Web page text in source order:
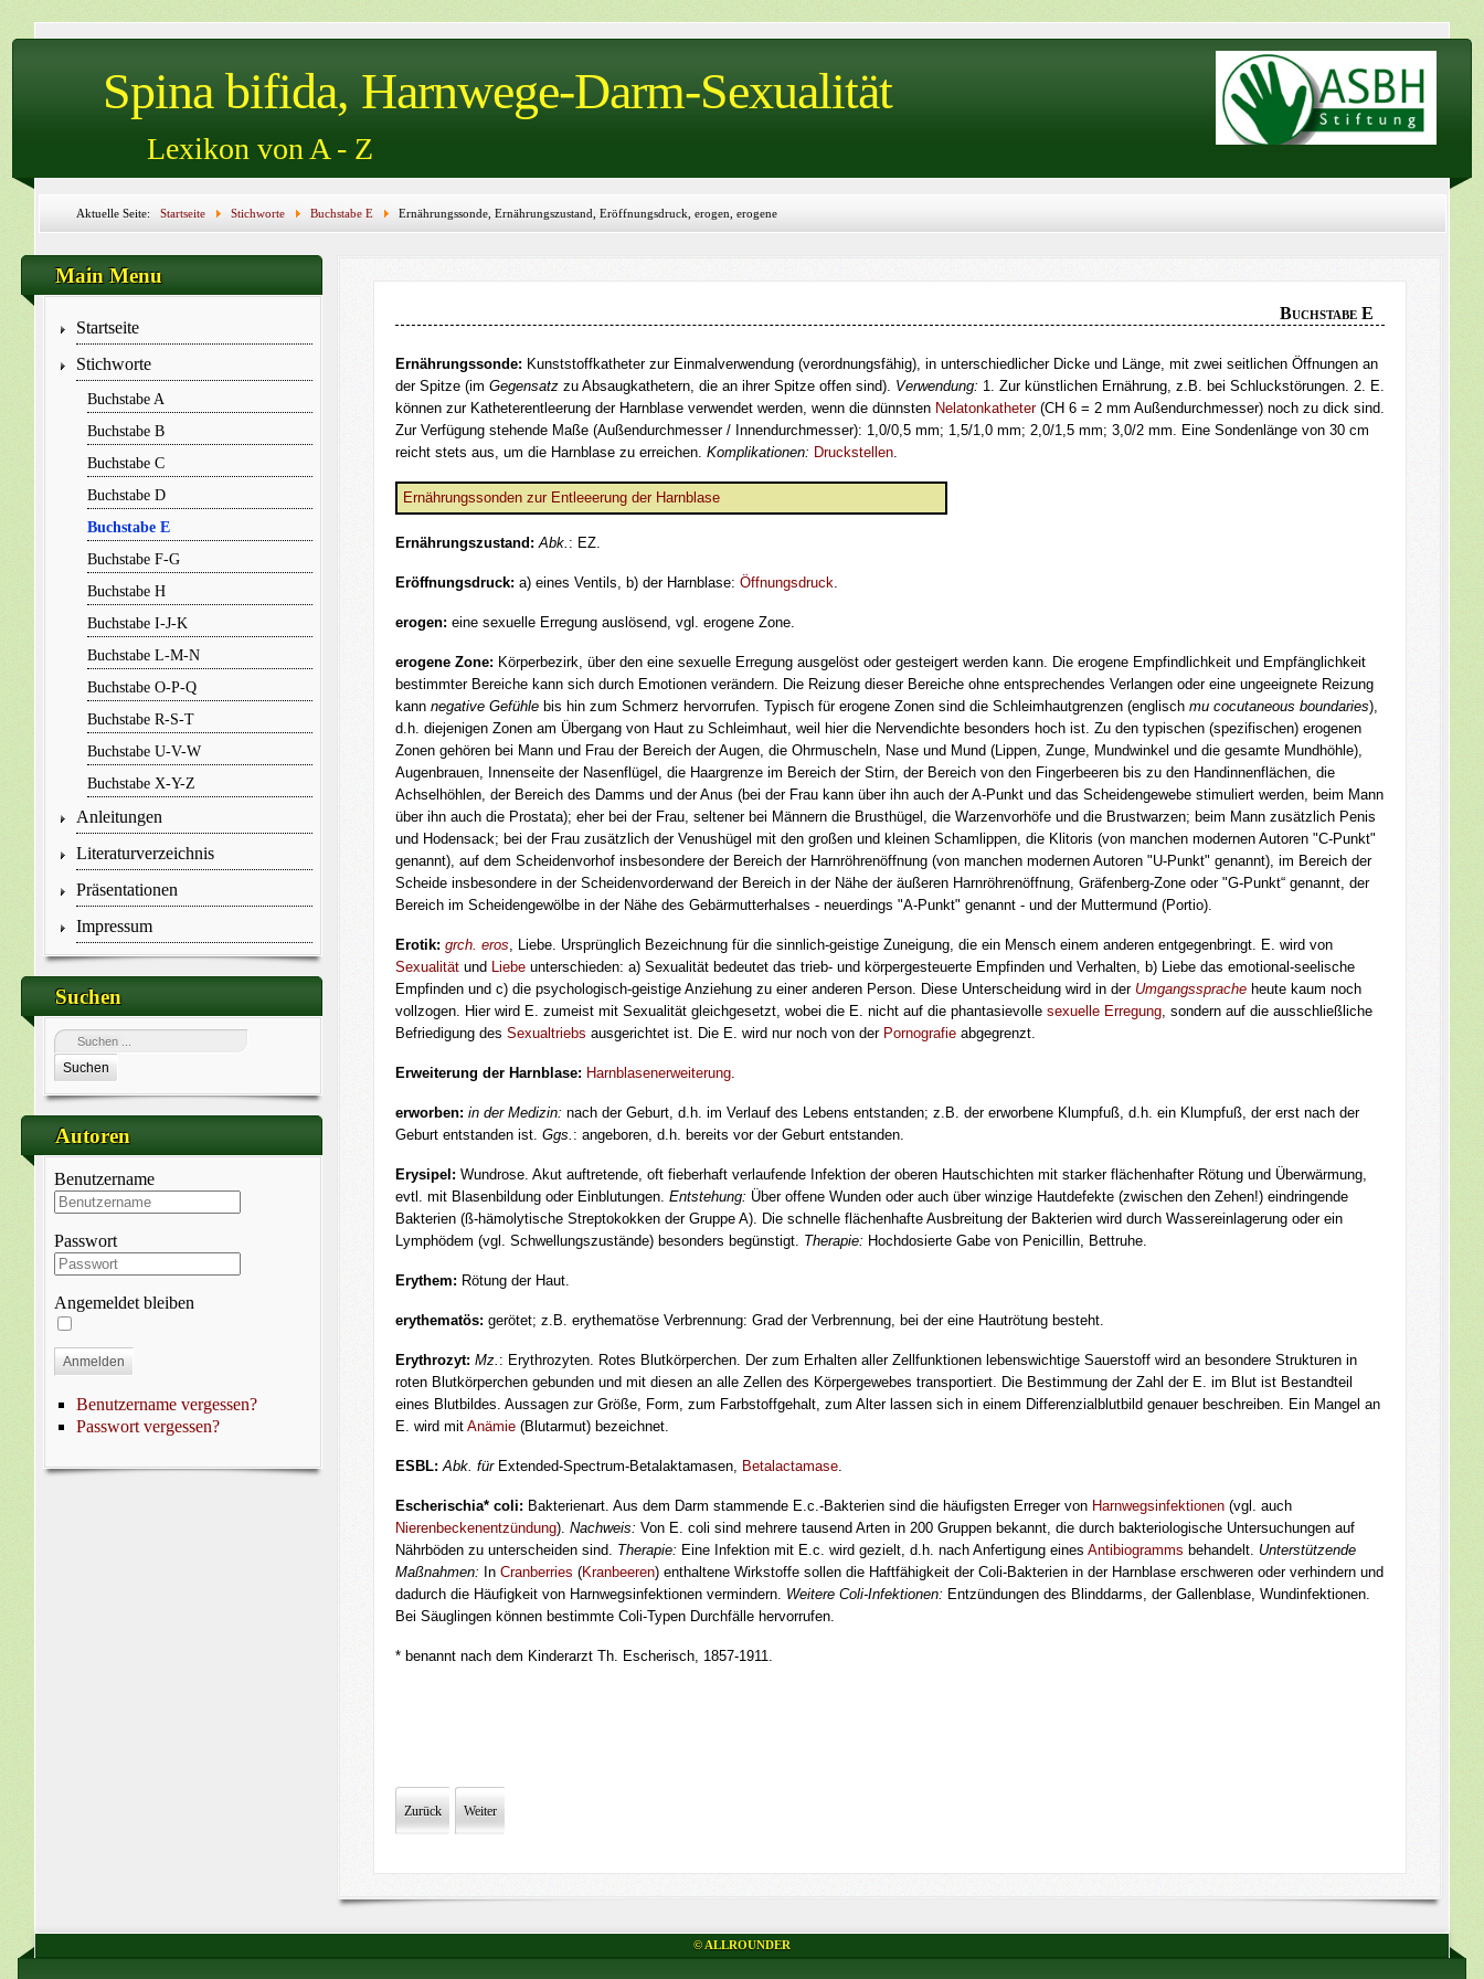
Spina bifida, Harnwege-Darm-Sexualität
Lexikon von A - Z
Aktuelle Seite: Startseite Stichworte Buchstabe E
Ernährungssonde, Ernährungszustand, Eröffnungsdruck, erogen, erogene
Zone, Erotik, Erweiterung der Harnblase, erworben, Erysipel, Erythem, erythematös, Erythrozyt, ESBL, Escherischia coli
Main Menu
Startseite
Stichworte
Buchstabe A
Buchstabe B
Buchstabe C
Buchstabe D
Buchstabe E
Buchstabe F-G
Buchstabe H
Buchstabe I-J-K
Buchstabe L-M-N
Buchstabe O-P-Q
Buchstabe R-S-T
Buchstabe U-V-W
Buchstabe X-Y-Z
Anleitungen
Literaturverzeichnis
Präsentationen
Impressum
Suchen
Suchen
Autoren
Benutzername
Passwort
Angemeldet bleiben
Anmelden
Benutzername vergessen?
Passwort vergessen?
Buchstabe E
Ernährungssonde: Kunststoffkatheter zur Einmalverwendung (verordnungsfähig), in unterschiedlicher Dicke und Länge, mit zwei seitlichen Öffnungen an
der Spitze (im Gegensatzzu Absaugkathetern, die an ihrer Spitze offen sind). Verwendung: 1. Zur künstlichen Ernährung, z.B. bei Schluckstörungen. 2. E.
können zur Katheterentleerung der Harnblase verwendet werden, wenn die dünnsten Nelatonkatheter(CH 6 = 2 mm Außendurchmesser) noch zu dick sind.
Zur Verfügung stehende Maße (Außendurchmesser / Innendurchmesser): 1,0/0,5 mm; 1,5/1,0 mm; 2,0/1,5 mm; 3,0/2 mm. Eine Sondenlänge von 30 cm
reicht stets aus, um die Harnblase zu erreichen. Komplikationen: Druckstellen.
Ernährungssonden zur Entleeerung der Harnblase
Ernährungszustand: Abk. : EZ.
Eröffnungsdruck: a) eines Ventils, b) der Harnblase: Öffnungsdruck
erogen: eine sexuelle Erregung auslösend, vgl. erogene Zone.
erogene Zone: Körperbezirk, über den eine sexuelle Erregung ausgelöst oder gesteigert werden kann. Die erogene Empfindlichkeit und Empfänglichkeit
bestimmter Bereiche kann sich durch Emotionen verändern. Die Reizung dieser Bereiche ohne entsprechendes Verlangen oder eine ungeeignete Reizung
kann negative Gefühlebis hin zum Schmerz hervorrufen. Typisch für erogene Zonen sind die Schleimhautgrenzen (englisch mu cocutaneous boundaries),
d.h. diejenigen Zonen am Übergang von Haut zu Schleimhaut, weil hier die Nervendichte besonders hoch ist. Zu den typischen (spezifischen) erogenen
Zonen gehören bei Mann und Frau der Bereich der Augen, die Ohrmuscheln, Nase und Mund (Lippen, Zunge, Mundwinkel und die gesamte Mundhöhle),
Augenbrauen, Innenseite der Nasenflügel, die Haargrenze im Bereich der Stirn, der Bereich von den Fingerbeeren bis zu den Handinnenflächen, die
Achselhöhlen, der Bereich des Damms und der Anus (bei der Frau kann über ihn auch der A-Punkt und das Scheidengewebe stimuliert werden, beim Mann
über ihn auch die Prostata); eher bei der Frau, seltener bei Männern die Brusthügel, die Warzenvorhöfe und die Brustwarzen; beim Mann zusätzlich Penis
und Hodensack; bei der Frau zusätzlich der Venushügel mit den großen und kleinen Schamlippen, die Klitoris (von manchen modernen Autoren "C-Punkt"
genannt), auf dem Scheidenvorhof insbesondere der Bereich der Harnröhrenöffnung (von manchen modernen Autoren "U-Punkt" genannt), im Bereich der
Scheide insbesondere in der Scheidenvorderwand der Bereich in der Nähe der äußeren Harnröhrenöffnung, Gräfenberg-Zone oder "G-Punkt“ genannt, der
Bereich im Scheidengewölbe in der Nähe des Gebärmutterhalses - neuerdings "A-Punkt" genannt - und der Muttermund (Portio).
Erotik: grch. eros , Liebe. Ursprünglich Bezeichnung für die sinnlich-geistige Zuneigung, die ein Mensch einem anderen entgegenbringt. E. wird von
Sexualitätund Liebeunterschieden: a) Sexualität bedeutet das trieb- und körpergesteuerte Empfinden und Verhalten, b) Liebe das emotional-seelische
Empfinden und c) die psychologisch-geistige Anziehung zu einer anderen Person. Diese Unterscheidung wird in der Umgangsspracheheute kaum noch
vollzogen. Hier wird E. zumeist mit Sexualität gleichgesetzt, wobei die E. nicht auf die phantasievolle sexuelle Erregung, sondern auf die ausschließliche
Befriedigung des Sexualtriebs aus­gerichtet ist. Die E. wird nur noch von der Pornografieabgegrenzt.
Erweiterung der Harnblase: Harnblasenerweiterung.
erworben: in der Medizin: nach der Geburt, d.h. im Verlauf des Lebens entstanden; z.B. der erworbene Klumpfuß, d.h. ein Klumpfuß, der erst nach der
Geburt entstanden ist. Ggs. : angeboren, d.h. bereits vor der Geburt entstanden.
Erysipel: Wundrose. Akut auftretende, oft fieberhaft verlaufende Infektion der oberen Hautschichten mit starker flächenhafter Rötung und Überwärmung,
evtl. mit Blasenbildung oder Einblutungen. Entstehung: Über offene Wunden oder auch über winzige Hautdefekte (zwischen den Zehen!) eindringende
Bakterien (ß-hämolytische Streptokokken der Gruppe A). Die schnelle flächenhafte Ausbreitung der Bakterien wird durch Wassereinlagerung oder ein
Lymphödem (vgl. Schwellungszustände) besonders begünstigt. Therapie: Hochdosierte Gabe von Penicillin, Bettruhe.
Erythem: Rötung der Haut.
erythematös: gerötet; z.B. erythematöse Verbrennung: Grad der Verbrennung, bei der eine Hautrötung besteht.
Erythrozyt: Mz. : Erythrozyten. Rotes Blutkörperchen. Der zum Erhalten aller Zellfunktionen lebenswichtige Sauerstoff wird an besondere Strukturen in
roten Blutkörperchen gebunden und mit diesen an alle Zellen des Körpergewebes transportiert. Die Bestimmung der Zahl der E. im Blut ist Bestandteil
eines Blutbildes. Aussagen zur Größe, Form, zum Farbstoffgehalt, zum Alter lassen sich in einem Differenzialblutbild genauer beschreiben. Ein Mangel an
E. wird mit Anämie(Blutarmut) bezeichnet.
ESBL: Abk. für Extended-Spectrum-Beta­laktamasen, Betalactamase.
Escherischia* coli: Bakterienart. Aus dem Darm stammende E.c.-Bakterien sind die häufigsten Erreger von Harnwegs­infek­tionen(vgl. auch
Nierenbeckenentzündung). Nachweis: Von E. coli sind mehrere tausend Arten in 200 Gruppen bekannt, die durch bakteriologische Untersuchungen auf
Nährböden zu unterscheiden sind. Therapie: Eine Infektion mit E.c. wird gezielt, d.h. nach Anfertigung eines Antibiogramms behandelt. Unterstützende
Maß­­­nahmen: In Cranberries (Kranbeeren) enthaltene Wirkstoffe sollen die Haftfähigkeit der Coli-Bakterien in der Harnblase erschweren oder verhindern und
dadurch die Häufigkeit von Harnwegsinfektionen vermindern. Weitere Coli-Infektionen: Entzündungen des Blinddarms, der Gallenblase, Wundinfektionen.
Bei Säuglingen kön­nen bestimmte Coli-Typen Durchfälle hervorrufen.
* benannt nach dem Kinderarzt Th. Escherisch, 1857-1911.
Zurück Weiter
© ALLROUNDER